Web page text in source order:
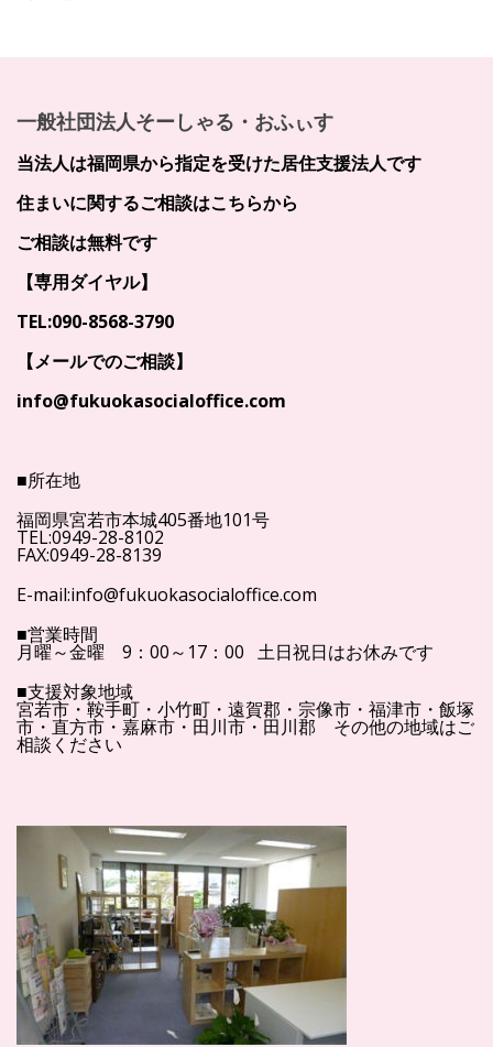
一般社団法人そーしゃる・おふぃす
当法人は福岡県から指定を受けた居住支援法人です
住まいに関するご相談はこちらから
ご相談は無料です
【専用ダイヤル】
TEL:090-8568-3790
【メールでのご相談】
info@fukuokasocialoffice.com
■所在地
福岡県宮若市本城405番地101号
TEL:0949-28-8102
FAX:0949-28-8139
E-mail:info@fukuokasocialoffice.com
■営業時間
月曜～金曜 9：00～17：00 土日祝日はお休みです
■支援対象地域
宮若市・鞍手町・小竹町・遠賀郡・宗像市・福津市・飯塚
市・直方市・嘉麻市・田川市・田川郡 その他の地域はご
相談ください